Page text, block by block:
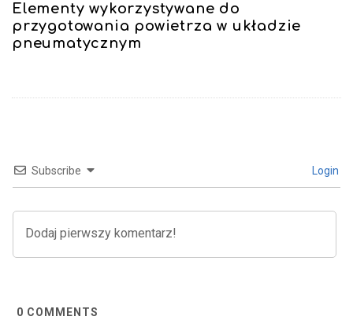
Elementy wykorzystywane do
przygotowania powietrza w układzie
pneumatycznym
Subscribe Login
0 COMMENTS